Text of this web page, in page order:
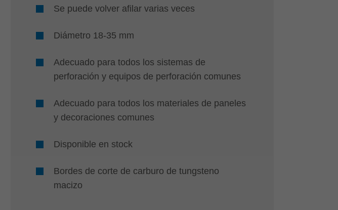
Se puede volver afilar varias veces
Diámetro 18-35 mm
Adecuado para todos los sistemas de
perforación y equipos de perforación comunes
Adecuado para todos los materiales de paneles
y decoraciones comunes
Disponible en stock
Bordes de corte de carburo de tungsteno
macizo